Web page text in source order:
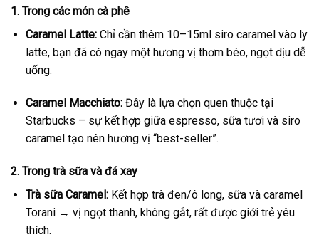
1. Trong các món cà phê
Caramel Latte:Chỉ cần thêm 10–15ml siro caramel vào ly
latte, bạn đã có ngay một hương vị thơm béo, ngọt dịu dễ
uống.
Caramel Macchiato:Đây là lựa chọn quen thuộc tại
Starbucks – sự kết hợp giữa espresso, sữa tươi và siro
caramel tạo nên hương vị “best-seller”.
2. Trong trà sữa và đá xay
Trà sữa Caramel:Kết hợp trà đen/ô long, sữa và caramel
Torani → vị ngọt thanh, không gắt, rất được giới trẻ yêu
thích.